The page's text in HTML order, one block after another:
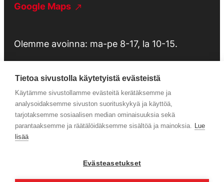
Google Maps
Olemme avoinna: ma-pe 8-17, la 10-15.
Tietosuojaseloste
Huolto
Tietoa sivustolla käytetyistä evästeistä
Käytämme sivustollamme evästeitä kerätäksemme ja
analysoidaksemme sivuston suorituskykyä ja käyttöä,
tarjotaksemme sosiaalisen median ominaisuuksia sekä
parantaaksemme ja räätälöidäksemme sisältöä ja mainoksia. Lue
lisää
Evästeasetukset